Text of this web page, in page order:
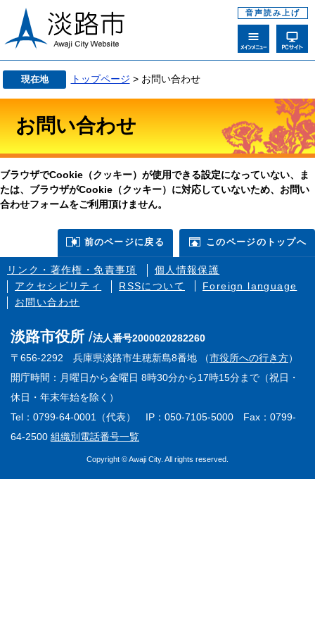
音声読み上げ
現在地 トップページ > お問い合わせ
お問い合わせ
ブラウザでCookie（クッキー）が使用できる設定になっていない、ま
たは、ブラウザがCookie（クッキー）に対応していないため、お問い
合わせフォームをご利用頂けません。
前のページに戻る このページのトップへ
リンク・著作権・免責事項
個人情報保護
アクセシビリティ
RSSについて
Foreign language
お問い合わせ
淡路市役所
法人番号2000020282260
〒656-2292 兵庫県淡路市生穂新島8番地 （市役所への行き方）
開庁時間：月曜日から金曜日 8時30分から17時15分まで（祝日・
休日・年末年始を除く）
Tel：0799-64-0001（代表） IP：050-7105-5000 Fax：0799-
64-2500 組織別電話番号一覧
Copyright © Awaji City. All rights reserved.